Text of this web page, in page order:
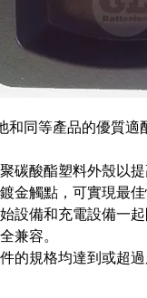
和同等產品的優質
碳酸酯塑料外殼以提
金觸點，可實現最佳
設備和充電設備一起
兼容。
的規格均達到或超過